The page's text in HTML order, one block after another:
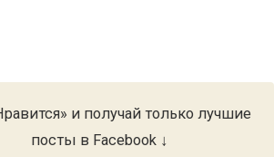
и получай только лучшие
посты в Facebook ↓